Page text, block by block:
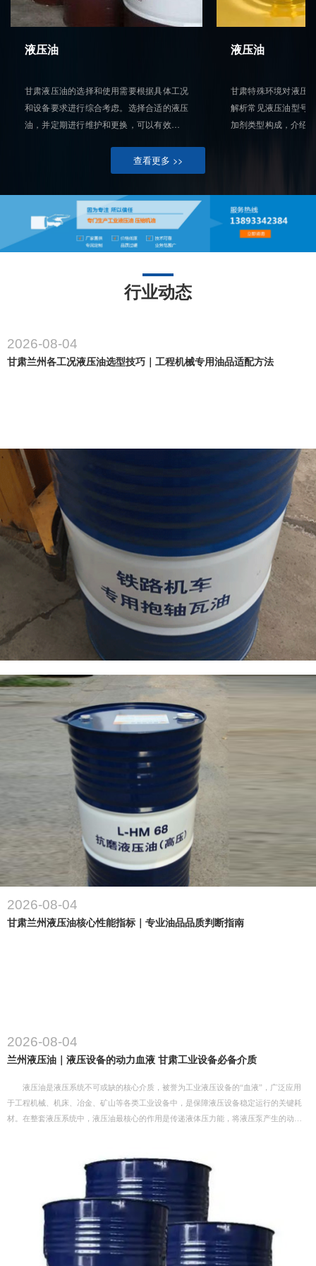
液压油
甘肃液压油的选择和使用需要根据具体工况
和设备要求进行综合考虑。选择合适的液压
油，并定期进行维护和更换，可以有效提高
维护成本，为甘肃的经济社会发展提供有力
液压油
甘肃特殊环境对液压
解析常见液压油型号
加剂类型构成，介绍
查看更多 >>
行业动态
2026-08-04
甘肃兰州各工况液压油选型技巧｜工程机械专用油品适配方法
2026-08-04
甘肃兰州液压油核心性能指标｜专业油品品质判断指南
2026-08-04
兰州液压油｜液压设备的动力血液 甘肃工业设备必备介质
液压油是液压系统不可或缺的核心介质，被誉为工业液压设备的“血液”，广泛应用
于工程机械、机床、冶金、矿山等各类工业设备中，是保障液压设备稳定运行的关键耗
材。在整套液压系统中，液压油最核心的作用是传递液体压力能，将液压泵产生的动力